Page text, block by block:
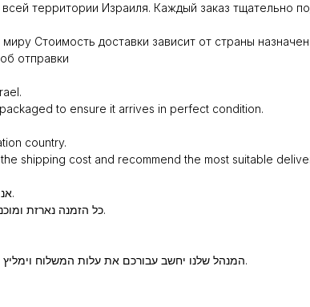
территории Израиля. Каждый заказ тщательно
Стоимость доставки зависит от страны
отправки
to ensure it arrives in perfect condition.
country.
shipping cost and recommend the most suitable
אנו מציעים משלוח עד הבית בכל רחבי ישראל.
כל הזמנה נארזת ומוכנה בקפידה כדי שתגיע אליכם במצב מושלם.
המנהל שלנו יחשב עבורכם את עלות המשלוח וימליץ על שיטת השילוח המתאימה ביותר עבורכם.